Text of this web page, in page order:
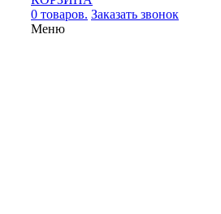
0 товаров. Заказать звонок
Меню